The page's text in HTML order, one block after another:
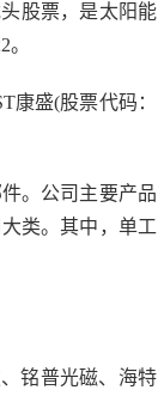
股票，是太阳能
康盛(股票代码：
。公司主要产品
类。其中，单工
铭普光磁、海特